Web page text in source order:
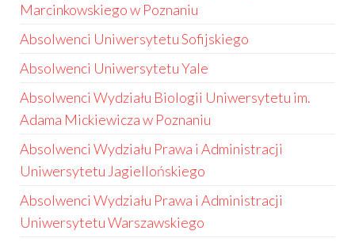
Marcinkowskiego w Poznaniu
Absolwenci Uniwersytetu Sofijskiego
Absolwenci Uniwersytetu Yale
Absolwenci Wydziału Biologii Uniwersytetu im.
Adama Mickiewicza w Poznaniu
Absolwenci Wydziału Prawa i Administracji
Uniwersytetu Jagiellońskiego
Absolwenci Wydziału Prawa i Administracji
Uniwersytetu Warszawskiego